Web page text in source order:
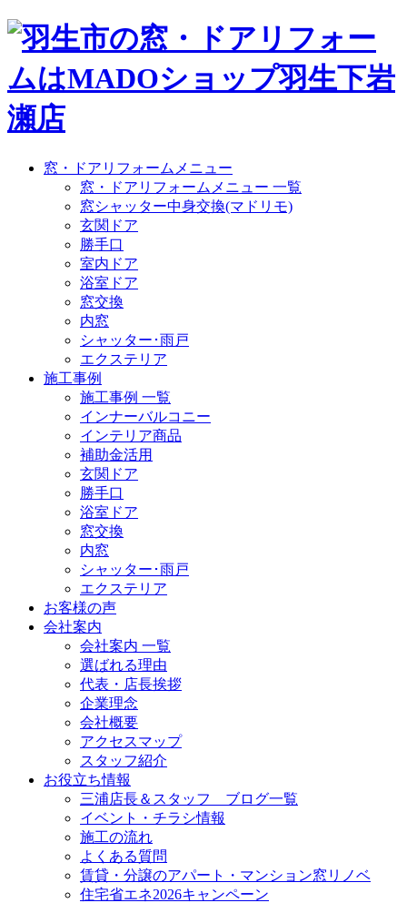
窓・ドアリフォームメニュー
窓・ドアリフォームメニュー 一覧
窓シャッター中身交換(マドリモ)
玄関ドア
勝手口
室内ドア
浴室ドア
窓交換
内窓
シャッター･雨戸
エクステリア
施工事例
施工事例 一覧
インナーバルコニー
インテリア商品
補助金活用
玄関ドア
勝手口
浴室ドア
窓交換
内窓
シャッター･雨戸
エクステリア
お客様の声
会社案内
会社案内 一覧
選ばれる理由
代表・店長挨拶
企業理念
会社概要
アクセスマップ
スタッフ紹介
お役立ち情報
三浦店長＆スタッフ ブログ一覧
イベント・チラシ情報
施工の流れ
よくある質問
賃貸・分譲のアパート・マンション窓リノベ
住宅省エネ2026キャンペーン